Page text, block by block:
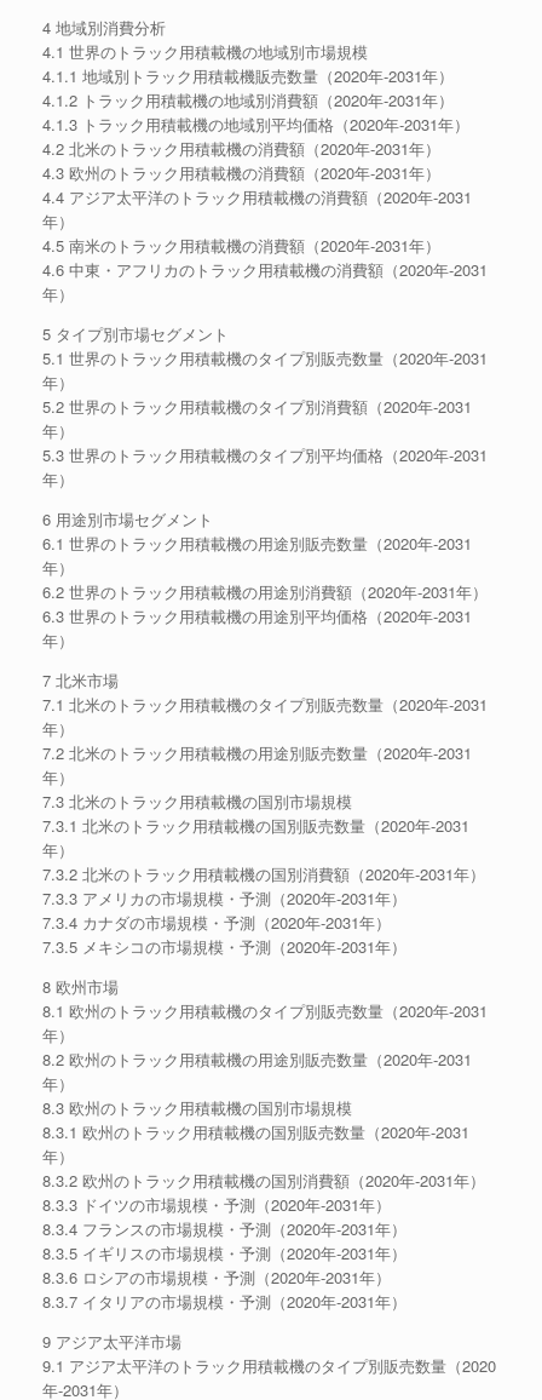
4 地域別消費分析
4.1 世界のトラック用積載機の地域別市場規模
4.1.1 地域別トラック用積載機販売数量（2020年-2031年）
4.1.2 トラック用積載機の地域別消費額（2020年-2031年）
4.1.3 トラック用積載機の地域別平均価格（2020年-2031年）
4.2 北米のトラック用積載機の消費額（2020年-2031年）
4.3 欧州のトラック用積載機の消費額（2020年-2031年）
4.4 アジア太平洋のトラック用積載機の消費額（2020年-2031
年）
4.5 南米のトラック用積載機の消費額（2020年-2031年）
4.6 中東・アフリカのトラック用積載機の消費額（2020年-2031
年）
5 タイプ別市場セグメント
5.1 世界のトラック用積載機のタイプ別販売数量（2020年-2031
年）
5.2 世界のトラック用積載機のタイプ別消費額（2020年-2031
年）
5.3 世界のトラック用積載機のタイプ別平均価格（2020年-2031
年）
6 用途別市場セグメント
6.1 世界のトラック用積載機の用途別販売数量（2020年-2031
年）
6.2 世界のトラック用積載機の用途別消費額（2020年-2031年）
6.3 世界のトラック用積載機の用途別平均価格（2020年-2031
年）
7 北米市場
7.1 北米のトラック用積載機のタイプ別販売数量（2020年-2031
年）
7.2 北米のトラック用積載機の用途別販売数量（2020年-2031
年）
7.3 北米のトラック用積載機の国別市場規模
7.3.1 北米のトラック用積載機の国別販売数量（2020年-2031
年）
7.3.2 北米のトラック用積載機の国別消費額（2020年-2031年）
7.3.3 アメリカの市場規模・予測（2020年-2031年）
7.3.4 カナダの市場規模・予測（2020年-2031年）
7.3.5 メキシコの市場規模・予測（2020年-2031年）
8 欧州市場
8.1 欧州のトラック用積載機のタイプ別販売数量（2020年-2031
年）
8.2 欧州のトラック用積載機の用途別販売数量（2020年-2031
年）
8.3 欧州のトラック用積載機の国別市場規模
8.3.1 欧州のトラック用積載機の国別販売数量（2020年-2031
年）
8.3.2 欧州のトラック用積載機の国別消費額（2020年-2031年）
8.3.3 ドイツの市場規模・予測（2020年-2031年）
8.3.4 フランスの市場規模・予測（2020年-2031年）
8.3.5 イギリスの市場規模・予測（2020年-2031年）
8.3.6 ロシアの市場規模・予測（2020年-2031年）
8.3.7 イタリアの市場規模・予測（2020年-2031年）
9 アジア太平洋市場
9.1 アジア太平洋のトラック用積載機のタイプ別販売数量（2020
年-2031年）